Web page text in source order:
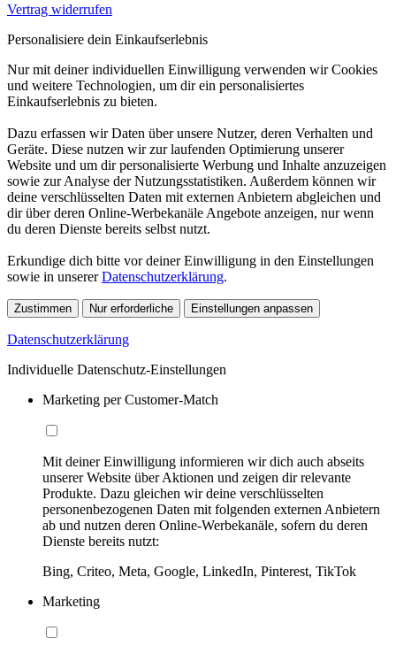
Vertrag widerrufen
Personalisiere dein Einkaufserlebnis
Nur mit deiner individuellen Einwilligung verwenden wir Cookies
und weitere Technologien, um dir ein personalisiertes
Einkaufserlebnis zu bieten.
Dazu erfassen wir Daten über unsere Nutzer, deren Verhalten und
Geräte. Diese nutzen wir zur laufenden Optimierung unserer
Website und um dir personalisierte Werbung und Inhalte anzuzeigen
sowie zur Analyse der Nutzungsstatistiken. Außerdem können wir
deine verschlüsselten Daten mit externen Anbietern abgleichen und
dir über deren Online-Werbekanäle Angebote anzeigen, nur wenn
du deren Dienste bereits selbst nutzt.
Erkundige dich bitte vor deiner Einwilligung in den Einstellungen
sowie in unsererDatenschutzerklärung.
Zustimmen Nur erforderliche Einstellungen anpassen
Datenschutzerklärung
Individuelle Datenschutz-Einstellungen
Marketing per Customer-Match
Mit deiner Einwilligung informieren wir dich auch abseits
unserer Website über Aktionen und zeigen dir relevante
Produkte. Dazu gleichen wir deine verschlüsselten
personenbezogenen Daten mit folgenden externen Anbietern
ab und nutzen deren Online-Werbekanäle, sofern du deren
Dienste bereits nutzt:
Bing, Criteo, Meta, Google, LinkedIn, Pinterest, TikTok
Marketing